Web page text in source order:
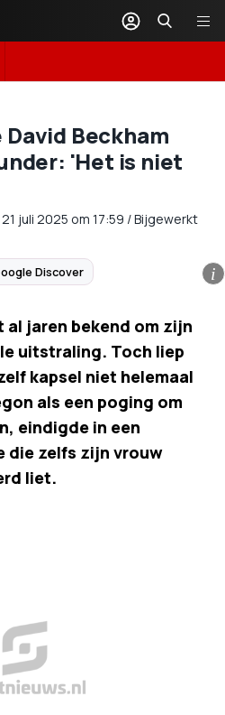
Beckham
'Het is niet
21 juli 2025 om 17:59 /Bijgewerkt
Discover i
al jaren bekend om zijn
uitstraling. Toch liep
kapsel niet helemaal
als een poging om
eindigde in een
die zelfs zijn vrouw
liet.